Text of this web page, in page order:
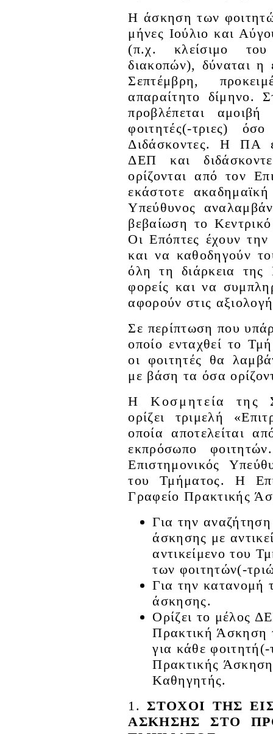
Η άσκηση των
μήνες Ιούλιο και
(π.χ. κλείσιμο
διακοπών), δύναται
Σεπτέμβρη,
απαραίτητο δίμηνο.
προβλέπεται
φοιτητές(-τριες)
Διδάσκοντες. Η ΠΑ
ΔΕΠ και
ορίζονται από τον
εκάστοτε
Υπεύθυνος
βεβαίωση το
Οι Επόπτες έχουν
και να καθοδηγούν
όλη τη διάρκεια
φορείς και να
αφορούν στις
Σε περίπτωση που
οποίο ενταχθεί το
οι φοιτητές θα
με βάση τα όσα
Η Κοσμητεία της
ορίζει τριμελή
οποία αποτελείται
εκπρόσωπο
Επιστημονικός
του Τμήματος. Η
Γραφείο Πρακτικής
Για την
άσκησης με
αντικείμενο του
των φοιτητών(-
Για την κατανομή
άσκησης.
Ορίζει το μέλος
Πρακτική Άσκηση
για κάθε
Πρακτικής
Καθηγητής.
1.ΣΤΟΧΟΙ ΤΗΣ
ΑΣΚΗΣΗΣ ΣΤΟ